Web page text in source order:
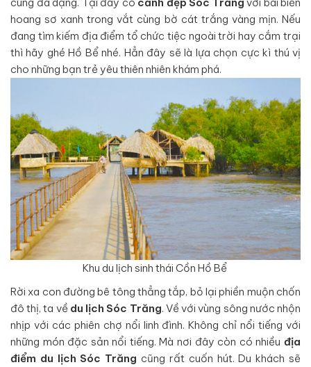
hoang sơ xanh trong vắt cùng bờ cát trắng vàng mịn. Nếu
đang tìm kiếm địa điểm tổ chức tiệc ngoài trời hay cắm trại
thì hãy ghé Hồ Bể nhé. Hẳn đây sẽ là lựa chọn cực kì thú vị
cho những bạn trẻ yêu thiên nhiên khám phá.
Khu du lịch sinh thái Cồn Hồ Bể
Rời xa con đường bê tông thẳng tắp, bỏ lại phiền muộn chốn
đô thị, ta về du lịch Sóc Trăng. Về với vùng sông nước nhộn
nhịp với các phiên chợ nổi linh đình. Không chỉ nổi tiếng với
những món đặc sản nổi tiếng. Mà nơi đây còn có nhiều địa
điểm du lịch Sóc Trăng cũng rất cuốn hút. Du khách sẽ